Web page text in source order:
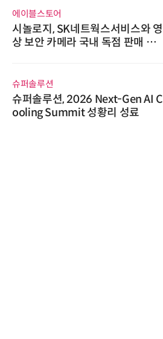
에이블스토어
시놀로지, SK네트웍스서비스와 영
상 보안 카메라 국내 독점 판매 파
슈퍼솔루션
슈퍼솔루션, 2026 Next-Gen AI C
ooling Summit 성황리 성료